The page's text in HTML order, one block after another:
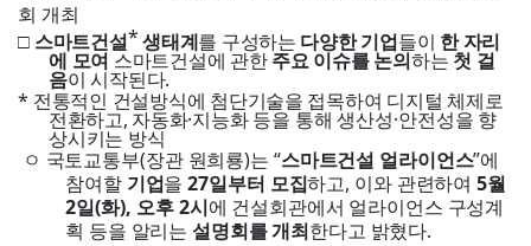
회 개최
□ 스마트건설*생태계를 구성하는 다양한 기업들이 한 자리
에 모여 스마트건설에 관한주요 이슈를 논의하는 첫 걸
음이 시작된다.
* 전통적인 건설방식에 첨단기술을 접목하여 디지털 체제로
전환하고, 자동화·지능화 등을 통해 생산성·안전성을 향
상시키는 방식
ㅇ 국토교통부(장관 원희룡)는 “스마트건설 얼라이언스”에
참여할 기업을27일부터 모집하고, 이와 관련하여5월
2일(화), 오후2시에 건설회관에서 얼라이언스 구성계
획 등을 알리는설명회를 개최한다고 밝혔다.